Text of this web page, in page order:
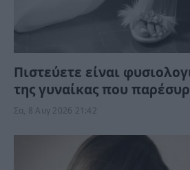
Πιστεύετε είναι
της γυναίκας που
34χρονη νύφη; «Θέλω τον
Σα, 8 Αυγ 2026 21:42